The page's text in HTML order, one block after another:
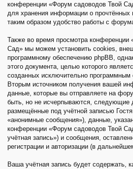
конференции «Форум садоводов Твой
для хранения информации о
таким образом удобство работы с
Также во время просмотра конференции
Сад» мы можем установить cookies,
программному обеспечению phpBB,
этого документа, целью которого
созданных исключительно программным
Вторым источником получения вашей
данные, которые вы отправляете на
быть, но не исчерпываются, следующие
размещённые под учётной записью
«анонимные сообщения»), данные,
конференции «Форум садоводов Твой
учётная запись») и сообщения,
регистрации и авторизации (в
Ваша учётная запись будет содержать,